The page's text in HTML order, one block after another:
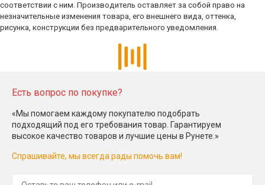
соответствии с ним. Производитель оставляет за собой право на
незначительные изменения товара, его внешнего вида, оттенка,
рисунка, конструкции без предварительного уведомления.
Есть вопрос по покупке?
«Мы помогаем каждому покупателю подобрать
подходящий под его требования товар. Гарантируем
высокое качество товаров и лучшие цены в Рунете.»
Спрашивайте, мы всегда рады помочь вам!